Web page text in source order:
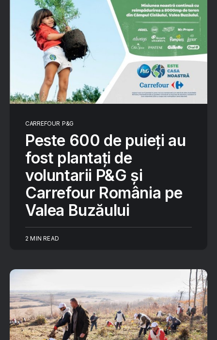
CARREFOUR P&G
Peste 600 de puieți au
fost plantați de
voluntarii P&G și
Carrefour România pe
Valea Buzăului
2 MIN READ